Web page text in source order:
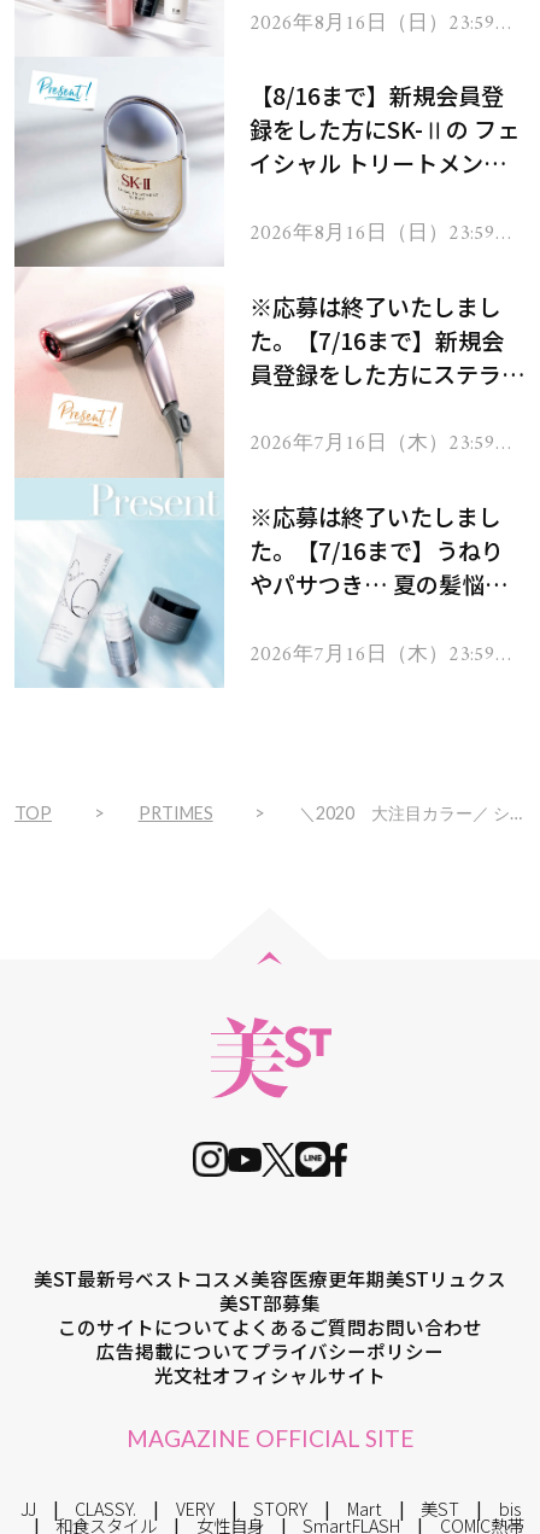
2026年8月16日（日）23:59ま
【8/16まで】新規会員登
録をした方にSK-Ⅱの フェ
イシャル トリートメント
2026年8月16日（日）23:59ま
※応募は終了いたしまし
た。【7/16まで】新規会
員登録をした方にステラボ
ヘアドライヤー ジュエル
2026年7月16日（木）23:59ま
※応募は終了いたしまし
た。【7/16まで】うねり
やパサつき… 夏の髪悩み
ムを13名様にプレゼン
2026年7月16日（木）23:59ま
TOP PRTIMES ＼2020 大注目カラー／ ショコラ・ブラウン色のリモート映えリップ(ハート)『レブロン バーム ステイン』 限定色、『レブロン キス クラウド ブロッテッド リップ カラー』 新色
美ST最新号ベストコスメ美容医療更年期美STリュクス
美ST部募集
このサイトについてよくあるご質問お問い合わせ
広告掲載についてプライバシーポリシー
光文社オフィシャルサイト
MAGAZINE OFFICIAL SITE
JJ CLASSY. VERY STORY Mart 美ST bis
和食スタイル 女性自身 SmartFLASH COMIC熱帯